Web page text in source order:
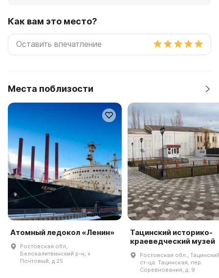
Как вам это место?
Места поблизости
Атомный ледокол «Ленин»
Ростовская обл,
Белокалитвинский р-н, х
Почтовый, д 25
Тацинский историко-
краеведческий музей
Ростовская обл.,
ст-ца. Тацинская, пер.
Соревнования, д. 9